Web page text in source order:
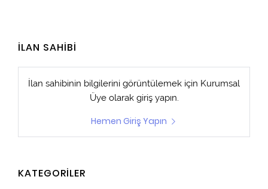
İLAN SAHİBİ
İlan sahibinin bilgilerini görüntülemek için Kurumsal
Üyeolarak giriş yapın.
Hemen Giriş Yapın
KATEGORİLER